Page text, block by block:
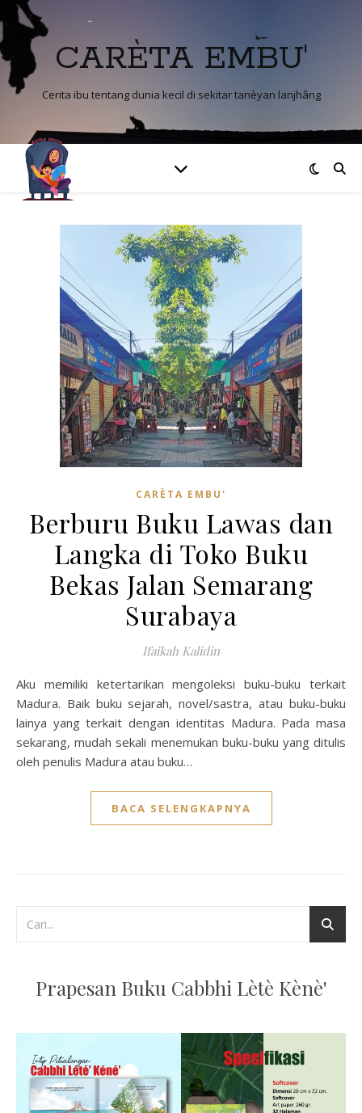
CARÈTA EMBU'
Cerita ibu tentang dunia kecil di sekitar tanèyan lanjhâng
CARÈTA EMBU'
Berburu Buku Lawas dan
Langka di Toko Buku
Bekas Jalan Semarang
Surabaya
Ifaikah Kalidin
Aku memiliki ketertarikan mengoleksi buku-buku terkait
Madura. Baik buku sejarah, novel/sastra, atau buku-buku
lainya yang terkait dengan identitas Madura. Pada masa
sekarang, mudah sekali menemukan buku-buku yang ditulis
oleh penulis Madura atau buku…
BACA SELENGKAPNYA
Prapesan Buku Cabbhi Lètè Kènè'